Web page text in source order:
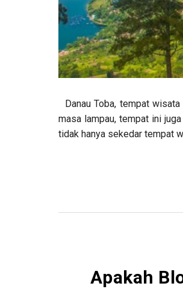
Danau Toba, tempat
masa lampau, tempat ini
tidak hanya sekedar tempat
Apakah